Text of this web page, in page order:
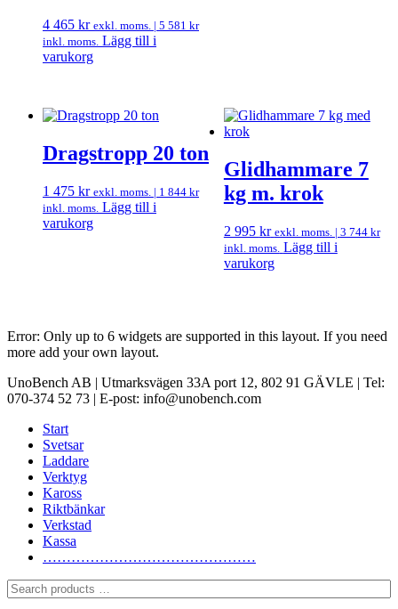
4 465 kr exkl. moms. | 5 581 kr
inkl. moms. Lägg till i
varukorg
Dragstropp 20 ton
1 475 kr exkl. moms. | 1 844 kr
inkl. moms. Lägg till i
varukorg
Glidhammare 7
kg m. krok
2 995 kr exkl. moms. | 3 744 kr
inkl. moms. Lägg till i
varukorg
Error: Only up to 6 widgets are supported in this layout. If you need
more add your own layout.
UnoBench AB | Utmarksvägen 33A port 12, 802 91 GÄVLE | Tel:
070-374 52 73 | E-post: info@unobench.com
Start
Svetsar
Laddare
Verktyg
Kaross
Riktbänkar
Verkstad
Kassa
………………………………………
Search
products